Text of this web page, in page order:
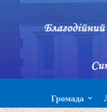
Громада